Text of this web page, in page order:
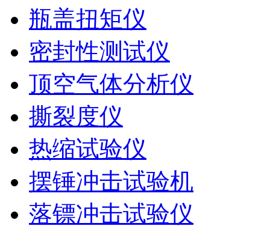
瓶盖扭矩仪
密封性测试仪
顶空气体分析仪
撕裂度仪
热缩试验仪
摆锤冲击试验机
落镖冲击试验仪